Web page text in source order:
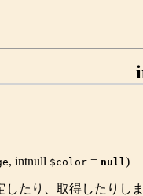
, intnull $color = null )
したり、取得したりしま